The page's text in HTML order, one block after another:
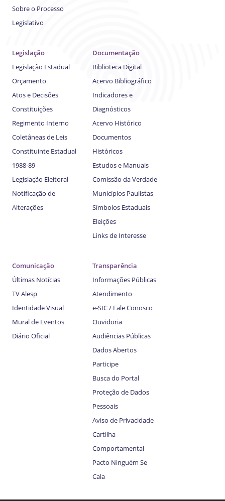
Sobre o Processo
Legislativo
Legislação
Legislação Estadual
Orçamento
Atos e Decisões
Constituições
Regimento Interno
Coletâneas de Leis
Constituinte Estadual
1988-89
Legislação Eleitoral
Notificação de
Alterações
Documentação
Biblioteca Digital
Acervo Bibliográfico
Indicadores e
Diagnósticos
Acervo Histórico
Documentos
Históricos
Estudos e Manuais
Comissão da Verdade
Municípios Paulistas
Símbolos Estaduais
Eleições
Links de Interesse
Comunicação
Últimas Notícias
TV Alesp
Identidade Visual
Mural de Eventos
Diário Oficial
Transparência
Informações Públicas
Atendimento
e-SIC / Fale Conosco
Ouvidoria
Audiências Públicas
Dados Abertos
Participe
Busca do Portal
Proteção de Dados
Pessoais
Aviso de Privacidade
Cartilha
Comportamental
Pacto Ninguém Se
Cala